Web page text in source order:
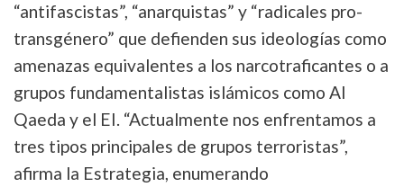
“antifascistas”, “anarquistas” y “radicales pro-
transgénero” que defienden sus ideologías como
amenazas equivalentes a los narcotraficantes o a
grupos fundamentalistas islámicos como Al
Qaeda y el EI. “Actualmente nos enfrentamos a
tres tipos principales de grupos terroristas”,
afirma la Estrategia, enumerando